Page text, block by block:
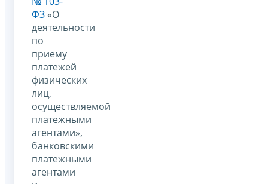
ФЗ «О
деятельности
по
приему
платежей
физических
лиц,
осуществляемой
платежными
агентами»,
банковскими
платежными
агентами